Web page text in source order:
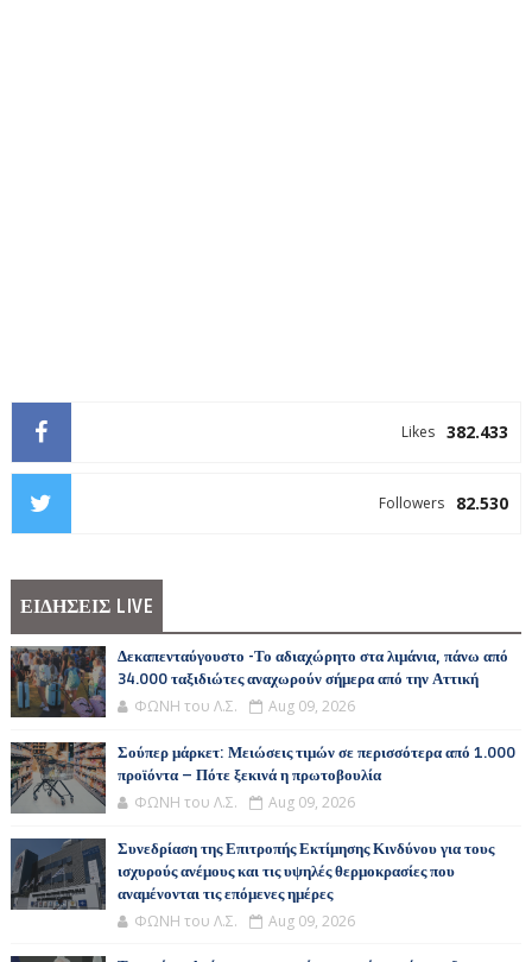
382.433
Likes
82.530
Followers
ΕΙΔΗΣΕΙΣ LIVE
Δεκαπενταύγουστο -Το αδιαχώρητο στα λιμάνια, πάνω από
34.000 ταξιδιώτες αναχωρούν σήμερα από την Αττική
ΦΩΝΗ του Λ.Σ. Aug 09, 2026
Σούπερ μάρκετ: Μειώσεις τιμών σε περισσότερα από 1.000
προϊόντα – Πότε ξεκινά η πρωτοβουλία
ΦΩΝΗ του Λ.Σ. Aug 09, 2026
Συνεδρίαση της Επιτροπής Εκτίμησης Κινδύνου για τους
ισχυρούς ανέμους και τις υψηλές θερμοκρασίες που
αναμένονται τις επόμενες ημέρες
ΦΩΝΗ του Λ.Σ. Aug 09, 2026